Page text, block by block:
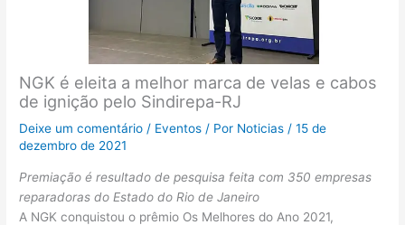
NGK é eleita a melhor marca de velas e cabos
de ignição pelo Sindirepa-RJ
Deixe um comentário / Eventos / Por Noticias /15 de
dezembro de 2021
Premiação é resultado de pesquisa feita com 350 empresas
reparadoras do Estado do Rio de Janeiro
A NGK conquistou o prêmio Os Melhores do Ano 2021,